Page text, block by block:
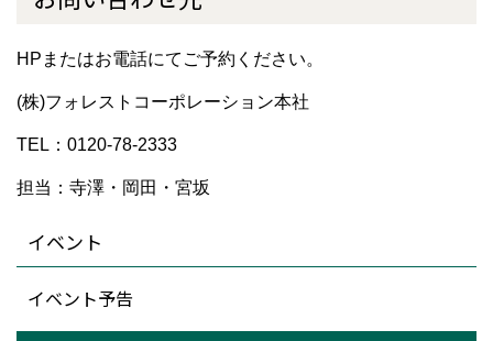
HPまたはお電話にてご予約ください。
(株)フォレストコーポレーション本社
TEL：0120-78-2333
担当：寺澤・岡田・宮坂
イベント
イベント予告